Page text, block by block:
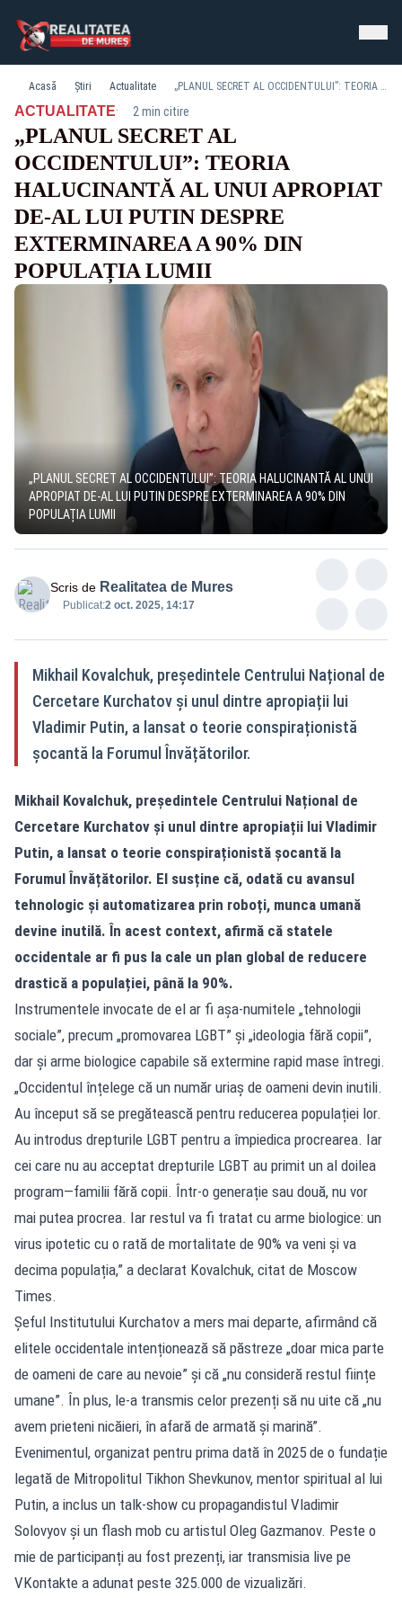
Acasă Știri Actualitate „PLANUL SECRET AL OCCIDENTULUI”: TEORIA HALUCINANTĂ AL UNUI APROPIAT DE-AL LUI PUTIN DESPRE EXTERMINAREA A 90% DIN POPULAȚIA LUMII
ACTUALITATE· 2 min citire
„PLANUL SECRET AL
OCCIDENTULUI”: TEORIA
HALUCINANTĂ AL UNUI APROPIAT
DE-AL LUI PUTIN DESPRE
EXTERMINAREA A 90% DIN
POPULAȚIA LUMII
„PLANUL SECRET AL OCCIDENTULUI”: TEORIA HALUCINANTĂ AL UNUI
APROPIAT DE-AL LUI PUTIN DESPRE EXTERMINAREA A 90% DIN
POPULAȚIA LUMII
Scris de Realitatea de Mures
Publicat:2 oct. 2025, 14:17
Mikhail Kovalchuk, președintele Centrului Național de
Cercetare Kurchatov și unul dintre apropiații lui
Vladimir Putin, a lansat o teorie conspiraționistă
șocantă la Forumul Învățătorilor.
Mikhail Kovalchuk, președintele Centrului Național de
Cercetare Kurchatov și unul dintre apropiații lui Vladimir
Putin, a lansat o teorie conspiraționistă șocantă la
Forumul Învățătorilor. El susține că, odată cu avansul
tehnologic și automatizarea prin roboți, munca umană
devine inutilă. În acest context, afirmă că statele
occidentale ar fi pus la cale un plan global de reducere
drastică a populației, până la 90%.
Instrumentele invocate de el ar fi așa-numitele „tehnologii
sociale”, precum „promovarea LGBT” și „ideologia fără copii”,
dar și arme biologice capabile să extermine rapid mase întregi.
„Occidentul înțelege că un număr uriaș de oameni devin inutili.
Au început să se pregătească pentru reducerea populației lor.
Au introdus drepturile LGBT pentru a împiedica procrearea. Iar
cei care nu au acceptat drepturile LGBT au primit un al doilea
program—familii fără copii. Într-o generație sau două, nu vor
mai putea procrea. Iar restul va fi tratat cu arme biologice: un
virus ipotetic cu o rată de mortalitate de 90% va veni și va
decima populația,” a declarat Kovalchuk, citat de Moscow
Times.
Șeful Institutului Kurchatov a mers mai departe, afirmând că
elitele occidentale intenționează să păstreze „doar mica parte
de oameni de care au nevoie” și că „nu consideră restul ființe
umane”. În plus, le-a transmis celor prezenți să nu uite că „nu
avem prieteni nicăieri, în afară de armată și marină”.
Evenimentul, organizat pentru prima dată în 2025 de o fundație
legată de Mitropolitul Tikhon Shevkunov, mentor spiritual al lui
Putin, a inclus un talk-show cu propagandistul Vladimir
Solovyov și un flash mob cu artistul Oleg Gazmanov. Peste o
mie de participanți au fost prezenți, iar transmisia live pe
VKontakte a adunat peste 325.000 de vizualizări.